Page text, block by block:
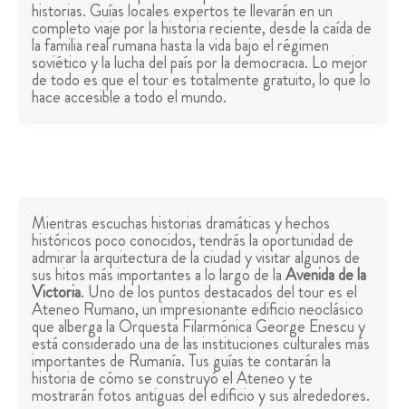
historias. Guías locales expertos te llevarán en un
completo viaje por la historia reciente, desde la caída de
la familia real rumana hasta la vida bajo el régimen
soviético y la lucha del país por la democracia. Lo mejor
de todo es que el tour es totalmente gratuito, lo que lo
hace accesible a todo el mundo.
Mientras escuchas historias dramáticas y hechos
históricos poco conocidos, tendrás la oportunidad de
admirar la arquitectura de la ciudad y visitar algunos de
sus hitos más importantes a lo largo de laAvenida de la
Victoria. Uno de los puntos destacados del tour es el
Ateneo Rumano, un impresionante edificio neoclásico
que alberga la Orquesta Filarmónica George Enescu y
está considerado una de las instituciones culturales más
importantes de Rumanía. Tus guías te contarán la
historia de cómo se construyó el Ateneo y te
mostrarán fotos antiguas del edificio y sus alrededores.